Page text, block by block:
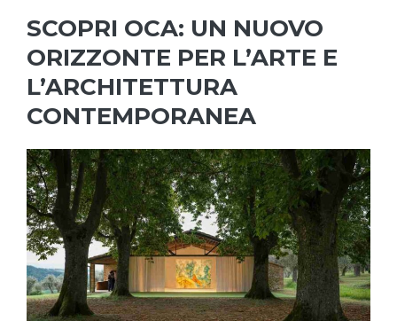
SCOPRI OCA: UN NUOVO
ORIZZONTE PER L’ARTE E
L’ARCHITETTURA
CONTEMPORANEA